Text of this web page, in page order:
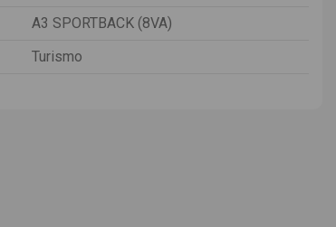
A3 SPORTBACK (8VA)
Turismo